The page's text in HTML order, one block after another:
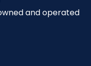
and operated